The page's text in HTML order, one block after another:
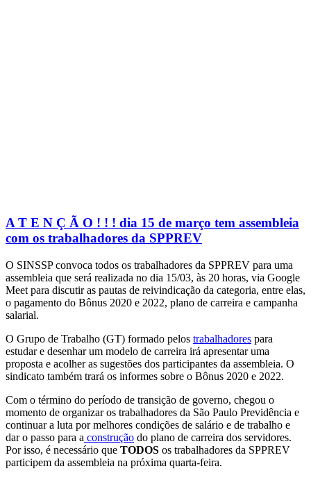
A T E N Ç Ã O ! ! ! dia 15 de março tem assembleia
com os trabalhadores da SPPREV
O SINSSP convoca todos os trabalhadores da SPPREV para uma
assembleia que será realizada no dia 15/03, às 20 horas, via Google
Meet para discutir as pautas de reivindicação da categoria, entre elas,
o pagamento do Bônus 2020 e 2022, plano de carreira e campanha
salarial.
O Grupo de Trabalho (GT) formado pelos trabalhadores para
estudar e desenhar um modelo de carreira irá apresentar uma
proposta e acolher as sugestões dos participantes da assembleia. O
sindicato também trará os informes sobre o Bônus 2020 e 2022.
Com o término do período de transição de governo, chegou o
momento de organizar os trabalhadores da São Paulo Previdência e
continuar a luta por melhores condições de salário e de trabalho e
dar o passo para a construção do plano de carreira dos servidores.
Por isso, é necessário que TODOS os trabalhadores da SPPREV
participem da assembleia na próxima quarta-feira.